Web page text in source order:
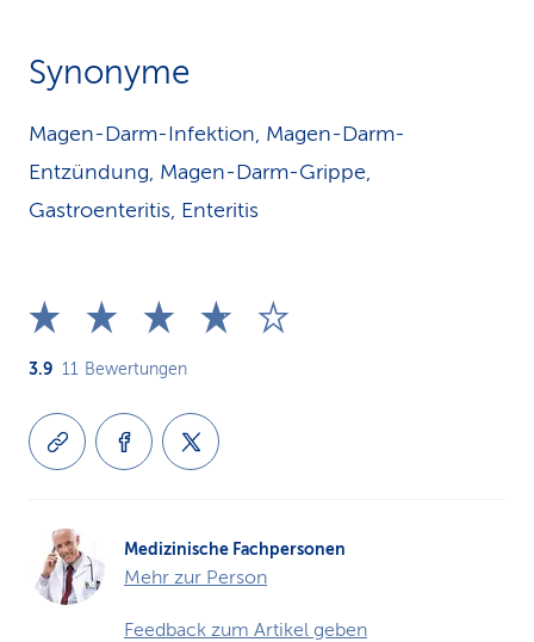
Synonyme
Magen-Darm-Infektion, Magen-Darm-
Entzündung, Magen-Darm-Grippe,
Gastroenteritis, Enteritis
3.9 11 Bewertungen
Medizinische Fachpersonen
Mehr zur Person
Feedback zum Artikel geben